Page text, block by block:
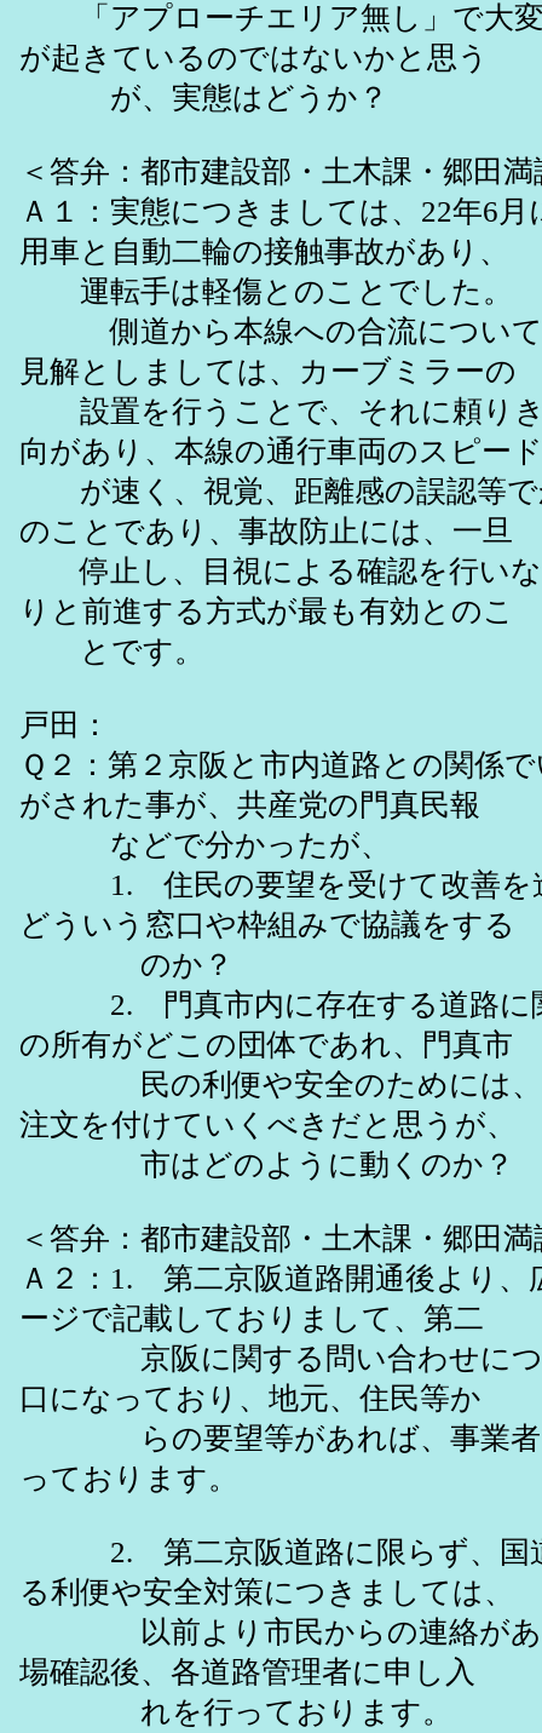
「アプローチエリア無し」で大変
が起きているのではないかと思う
が、実態はどうか？
＜答弁：都市建設部・土木課・郷田
Ａ１：実態につきましては、22年6月
用車と自動二輪の接触事故があり、
運転手は軽傷とのことでした。
側道から本線への合流について
見解としましては、カーブミラーの
設置を行うことで、それに頼り
向があり、本線の通行車両のスピード
が速く、視覚、距離感の誤認等で
のことであり、事故防止には、一旦
停止し、目視による確認を行いな
りと前進する方式が最も有効とのこ
とです。
戸田：
Ｑ２：第２京阪と市内道路との関係
がされた事が、共産党の門真民報
などで分かったが、
1. 住民の要望を受けて改善を
どういう窓口や枠組みで協議をする
のか？
2. 門真市内に存在する道路に
の所有がどこの団体であれ、門真市
民の利便や安全のためには、
注文を付けていくべきだと思うが、
市はどのように動くのか？
＜答弁：都市建設部・土木課・郷田
Ａ２：1. 第二京阪道路開通後より、
ージで記載しておりまして、第二
京阪に関する問い合わせにつ
口になっており、地元、住民等か
らの要望等があれば、事業者
っております。
2. 第二京阪道路に限らず、国
る利便や安全対策につきましては、
以前より市民からの連絡があ
場確認後、各道路管理者に申し入
れを行っております。